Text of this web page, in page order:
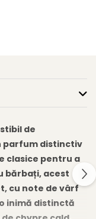
de
parfum distinctiv
clasice pentru a
bărbați, acest
cu note de vârf
inimă distinctă